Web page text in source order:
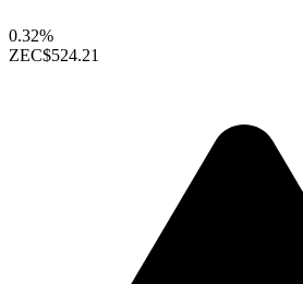
0.32%
ZEC$524.21